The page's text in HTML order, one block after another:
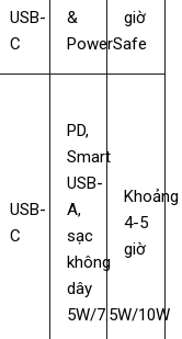
USB-
C
&
PowerSafe
giờ
USB-
C
PD,
Smart
USB-
A,
sạc
không
dây
5W/7.5W/10W
Khoảng
4-5
giờ